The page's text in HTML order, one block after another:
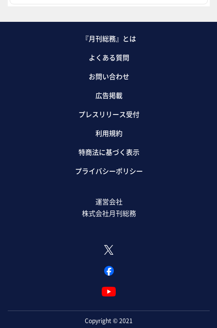
『月刊総務』とは
よくある質問
お問い合わせ
広告掲載
プレスリリース受付
利用規約
特商法に基づく表示
プライバシーポリシー
運営会社
株式会社月刊総務
Copyright © 2021